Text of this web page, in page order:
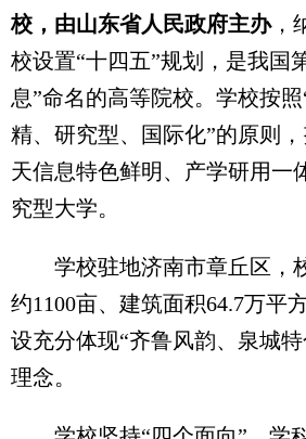
校，由山东省人民政府主办，
校设置“十四五”规划，是我国
息”命名的高等院校。学校按
精、研究型、国际化”的原则
天信息特色鲜明、产学研用一
究型大学。
学校驻地济南市章丘区，
约1100亩、建筑面积64.7万平
设充分体现“齐鲁风韵、泉城
理念。